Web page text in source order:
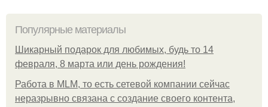
Популярные материалы
Шикарный подарок для любимых, будь то 14
февраля, 8 марта или день рождения!
Работа в MLM, то есть сетевой компании сейчас
неразрывно связана с создание своего контента,